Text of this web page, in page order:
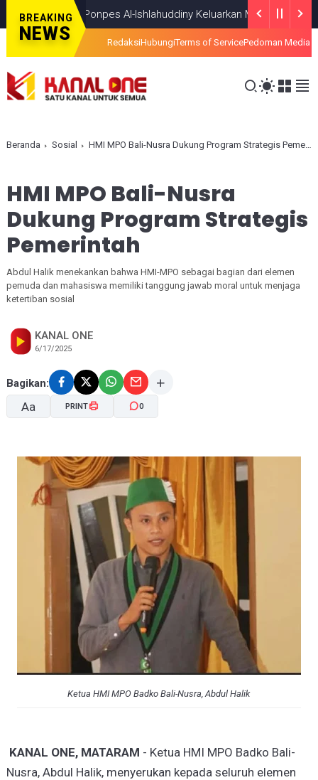
BREAKING
NEWS
Ponpes Al-Ishlahuddiny Keluarkan Maklumlat HEADLINE
RedaksiHubungiTerms of ServicePedoman Media
Beranda Sosial HMI MPO Bali-Nusra Dukung Program Strategis Pemerintah
HMI MPO Bali-Nusra
Dukung Program Strategis
Pemerintah
Abdul Halik menekankan bahwa HMI-MPO sebagai bagian dari elemen
pemuda dan mahasiswa memiliki tanggung jawab moral untuk menjaga
ketertiban sosial
KANAL ONE
6/17/2025
Bagikan:
Aa
A- A+
PRINT 0
Ketua HMI MPO Badko Bali-Nusra, Abdul Halik
KANAL ONE, MATARAM - Ketua HMI MPO Badko Bali-
Nusra, Abdul Halik, menyerukan kepada seluruh elemen